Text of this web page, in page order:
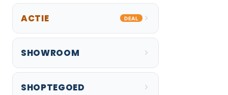
ACTIE DEAL
SHOWROOM
SHOPTEGOED